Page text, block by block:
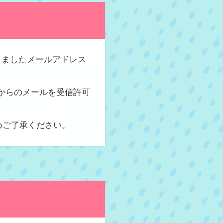
したメールアドレス
らのメールを受信許可
了承ください。